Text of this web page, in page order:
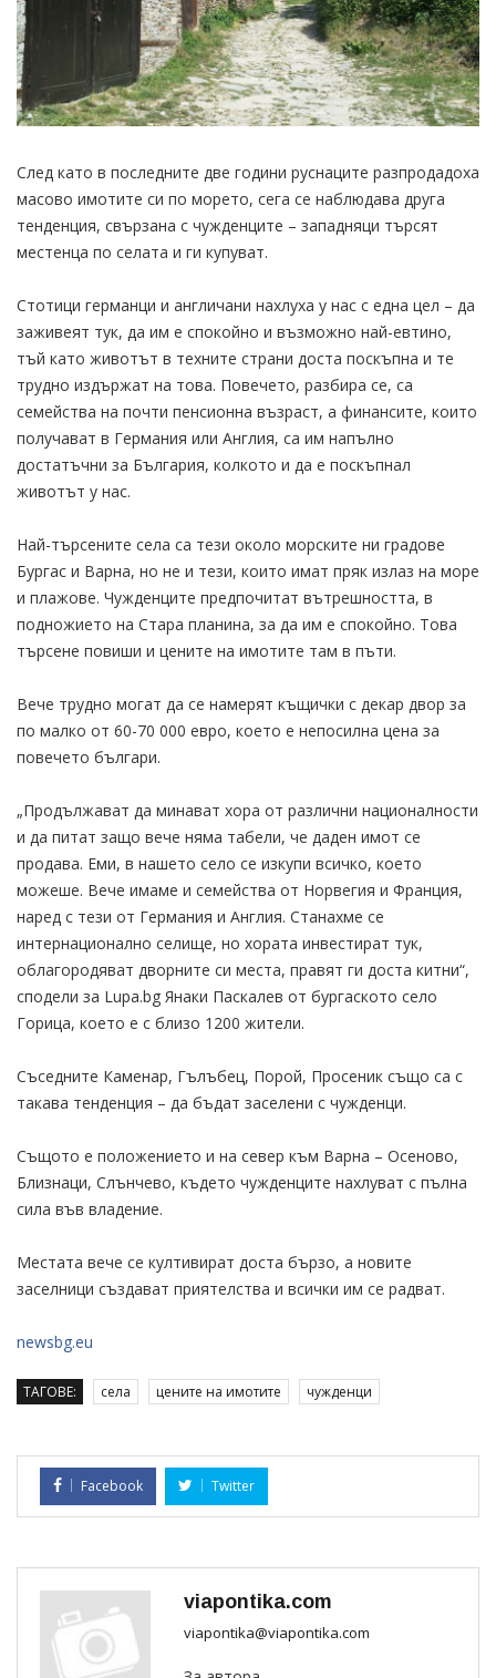
След като в последните две години руснаците разпродадоха
масово имотите си по морето, сега се наблюдава друга
тенденция, свързана с чужденците – западняци търсят
местенца по селата и ги купуват.
Стотици германци и англичани нахлуха у нас с една цел – да
заживеят тук, да им е спокойно и възможно най-евтино,
тъй като животът в техните страни доста поскъпна и те
трудно издържат на това. Повечето, разбира се, са
семейства на почти пенсионна възраст, а финансите, които
получават в Германия или Англия, са им напълно
достатъчни за България, колкото и да е поскъпнал
животът у нас.
Най-търсените села са тези около морските ни градове
Бургас и Варна, но не и тези, които имат пряк излаз на море
и плажове. Чужденците предпочитат вътрешността, в
подножието на Стара планина, за да им е спокойно. Това
търсене повиши и цените на имотите там в пъти.
Вече трудно могат да се намерят къщички с декар двор за
по малко от 60-70 000 евро, което е непосилна цена за
повечето българи.
„Продължават да минават хора от различни националности
и да питат защо вече няма табели, че даден имот се
продава. Еми, в нашето село се изкупи всичко, което
можеше. Вече имаме и семейства от Норвегия и Франция,
наред с тези от Германия и Англия. Станахме се
интернационално селище, но хората инвестират тук,
облагородяват дворните си места, правят ги доста китни“,
сподели за Lupa.bg Янаки Паскалев от бургаското село
Горица, което е с близо 1200 жители.
Съседните Каменар, Гълъбец, Порой, Просеник също са с
такава тенденция – да бъдат заселени с чужденци.
Същото е положението и на север към Варна – Осеново,
Близнаци, Слънчево, където чужденците нахлуват с пълна
сила във владение.
Местата вече се култивират доста бързо, а новите
заселници създават приятелства и всички им се радват.
newsbg.eu
ТАГОВЕ: села цените на имотите чужденци
Facebook Twitter
viapontika.com
viapontika@viapontika.com